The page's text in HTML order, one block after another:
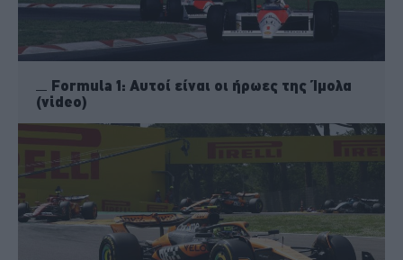
Formula 1: Αυτοί είναι οι ήρωες της Ίμολα
(video)